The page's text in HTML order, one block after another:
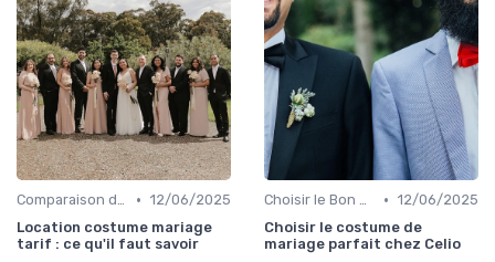
Comparaison de Prix et de Marques • 12/06/2025
Location costume mariage
tarif : ce qu'il faut savoir
Choisir le Bon Costume • 12/06/2025
Choisir le costume de
mariage parfait chez Celio